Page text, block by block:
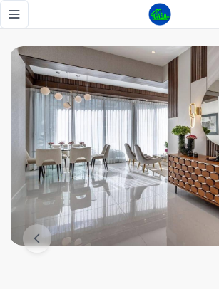
Toggle navigation menu
Apto de lujo full amueblado en Piantini -